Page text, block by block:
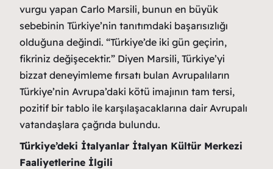
vurgu yapan Carlo Marsili, bunun en büyük
sebebinin Türkiye’nin tanıtımdaki başarısızlığı
olduğuna değindi. “Türkiye’de iki gün geçirin,
fikriniz değişecektir.” Diyen Marsili, Türkiye’yi
bizzat deneyimleme fırsatı bulan Avrupalıların
Türkiye’nin Avrupa’daki kötü imajının tam tersi,
pozitif bir tablo ile karşılaşacaklarına dair Avrupalı
vatandaşlara çağrıda bulundu.
Türkiye’deki İtalyanlar İtalyan Kültür Merkezi
Faaliyetlerine İlgili